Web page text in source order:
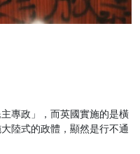
專政」，而英國實施的是橫
陸式的政體，顯然是行不通